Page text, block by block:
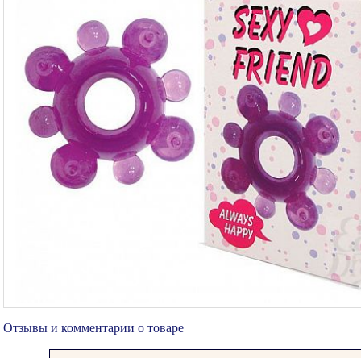
Отзывы и комментарии о товаре